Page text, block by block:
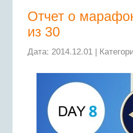
Отчет о
из 30
Дата: 2014.12.01 |